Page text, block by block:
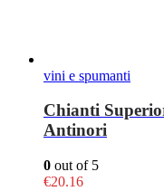
vini e spumanti
Chianti
Antinori
0 out of 5
€20.16